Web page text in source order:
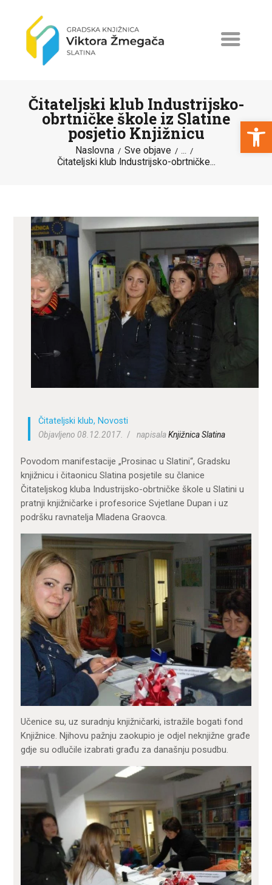
Open toolbar
Čitateljski klub Industrijsko-
obrtničke škole iz Slatine
posjetio Knjižnicu
Naslovna Sve objave ...
Čitateljski klub Industrijsko-obrtničke...
NASLOVNA
PROGRAMI I PROJEKTI
KATALOG
O KNJIŽNICI
ZA KORISNIKE
ODJELI
DOKUMENTI
KONTAKT
Čitateljski klub, Novosti
Objavljeno 08.12.2017.
napisalaKnjižnica Slatina
Povodom manifestacije „Prosinac u Slatini“, Gradsku
knjižnicu i čitaonicu Slatina posjetile su članice
Čitateljskog kluba Industrijsko-obrtničke škole u Slatini u
pratnji knjižničarke i profesorice Svjetlane Dupan i uz
podršku ravnatelja Mladena Graovca.
Učenice su, uz suradnju knjižničarki, istražile bogati fond
Knjižnice. Njihovu pažnju zaokupio je odjel neknjižne građe
gdje su odlučile izabrati građu za današnju posudbu.